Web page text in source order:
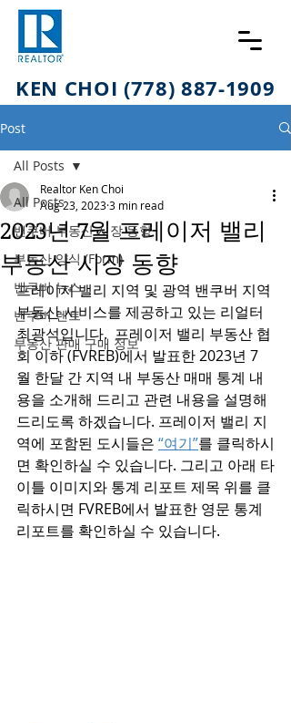
KEN CHOI (778) 887-1909
Post
All Posts
밴쿠버 부동산 시장 동향
부동산 양식 (Form)
밴쿠버 뉴스
밴쿠버 렌트
부동산 판매 구매 정보
All Posts
2023년 7월 프레이저 밸리
부동산 시장 동향
Realtor Ken Choi
Aug 23, 20233 min read
프레이저 밸리 지역 및 광역 밴쿠버 지역
부동산 서비스를 제공하고 있는 리얼터
최광석입니다.  프레이저 밸리 부동산 협
회 이하 (FVREB)에서 발표한 2023년 7
월 한달 간 지역 내 부동산 매매 통계 내
용을 소개해 드리고 관련 내용을 설명해
드리도록 하겠습니다. 프레이저 밸리 지
역에 포함된 도시들은 “여기”를 클릭하시
면 확인하실 수 있습니다. 그리고 아래 타
이틀 이미지와 통계 리포트 제목 위를 클
릭하시면 FVREB에서 발표한 영문 통계
리포트를 확인하실 수 있습니다.